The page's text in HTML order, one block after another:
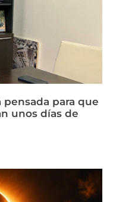
pensada para que
unos días de